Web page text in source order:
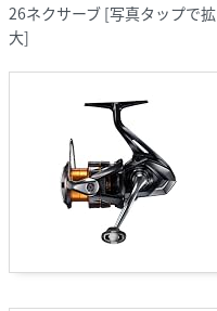
26ネクサーブ [写真タップで拡
大]